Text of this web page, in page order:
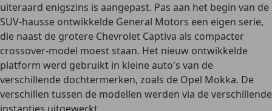
uiteraard enigszins is aangepast. Pas aan het begin van de
SUV-hausse ontwikkelde General Motors een eigen serie,
die naast de grotere Chevrolet Captiva als compacter
crossover-model moest staan. Het nieuw ontwikkelde
platform werd gebruikt in kleine auto's van de
verschillende dochtermerken, zoals de Opel Mokka. De
verschillen tussen de modellen werden via de verschillende